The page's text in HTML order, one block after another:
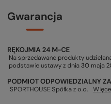
Gwarancja
RĘKOJMIA 24 M-CE
Na sprzedawane produkty
podstawie ustawy z dnia 30 maja
PODMIOT ODPOWIEDZIALNY
SPORTHOUSE Spółka z o.o.